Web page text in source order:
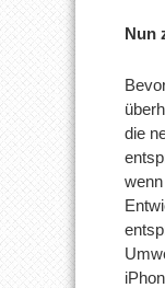
Nun
die